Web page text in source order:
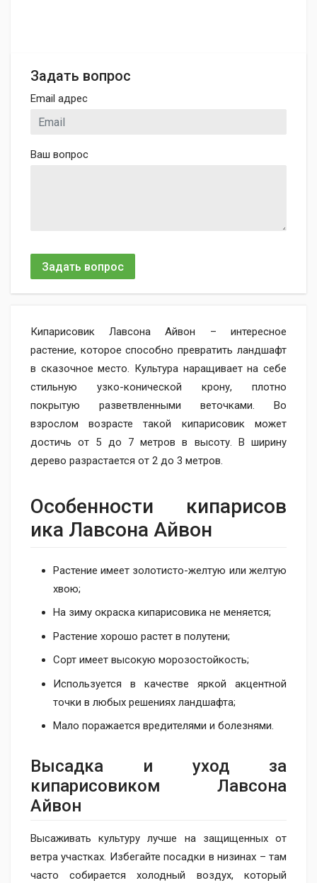
Задать вопрос
Email адрес
Ваш вопрос
Задать вопрос
Кипарисовик Лавсона Айвон – интересное
растение, которое способно превратить ландшафт
в сказочное место. Культура наращивает на себе
стильную узко-конической крону, плотно
покрытую разветвленными веточками. Во
взрослом возрасте такой кипарисовик может
достичь от 5 до 7 метров в высоту. В ширину
дерево разрастается от 2 до 3 метров.
Особенности кипарисов​
ика Лавсона Айвон
Растение имеет золотисто-желтую или желтую
хвою;
На зиму окраска кипарисовика не меняется;
Растение хорошо растет в полутени;
Сорт имеет высокую морозостойкость;
Используется в качестве яркой акцентной
точки в любых решениях ландшафта;
Мало поражается вредителями и болезнями.
Высадка и уход​ за
кипарисовиком Лавсона
Айвон
Высаживать культуру лучше на защищенных от
ветра участках. Избегайте посадки в низинах – там
часто собирается холодный воздух, который